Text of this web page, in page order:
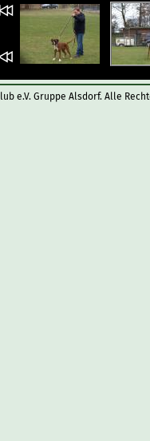
e.V. Gruppe Alsdorf. Alle